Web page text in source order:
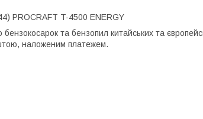
PROCRAFT T-4500 ENERGY
та бензопил китайських та
наложеним платежем.